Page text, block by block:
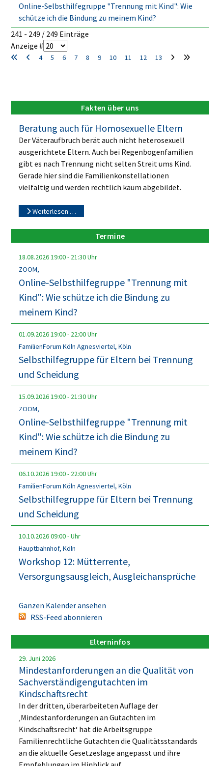
Online-Selbsthilfegruppe "Trennung mit Kind": Wie
schütze ich die Bindung zu meinem Kind?
Limite der Paginierungsliste
241 - 249 / 249 Einträge
Anzeige #
4 5 6 7 8 9 10 11 12 13
Fakten über uns
Beratung auch für Homosexuelle Eltern
Der Väteraufbruch berät auch nicht heterosexuell
ausgerichtete Eltern. Auch bei Regenbogenfamilien
gibt es nach Trennung nicht selten Streit ums Kind.
Gerade hier sind die Familienkonstellationen
vielfältig und werden rechtlich kaum abgebildet.
Weiterlesen …
Termine
18.08.202619:00- 21:30Uhr
ZOOM,
Online-Selbsthilfegruppe "Trennung mit
Kind": Wie schütze ich die Bindung zu
meinem Kind?
01.09.202619:00- 22:00Uhr
FamilienForum Köln Agnesviertel, Köln
Selbsthilfegruppe für Eltern bei Trennung
und Scheidung
15.09.202619:00- 21:30Uhr
ZOOM,
Online-Selbsthilfegruppe "Trennung mit
Kind": Wie schütze ich die Bindung zu
meinem Kind?
06.10.202619:00- 22:00Uhr
FamilienForum Köln Agnesviertel, Köln
Selbsthilfegruppe für Eltern bei Trennung
und Scheidung
10.10.202609:00-Uhr
Hauptbahnhof, Köln
Workshop 12: Mütterrente,
Versorgungsausgleich, Ausgleichansprüche
Ganzen Kalender ansehen
RSS-Feed abonnieren
Elterninfos
29. Juni 2026
Mindestanforderungen an die Qualität von
Sachverständigengutachten im
Kindschaftsrecht
In der dritten, überarbeiteten Auflage der
‚Mindestanforderungen an Gutachten im
Kindschaftsrecht‘ hat die Arbeitsgruppe
Familienrechtliche Gutachten die Qualitätsstandards
an die aktuelle Gesetzeslage angepasst und ihre